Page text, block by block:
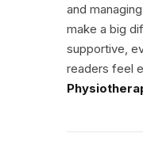
and
make a big
supportive,
readers feel